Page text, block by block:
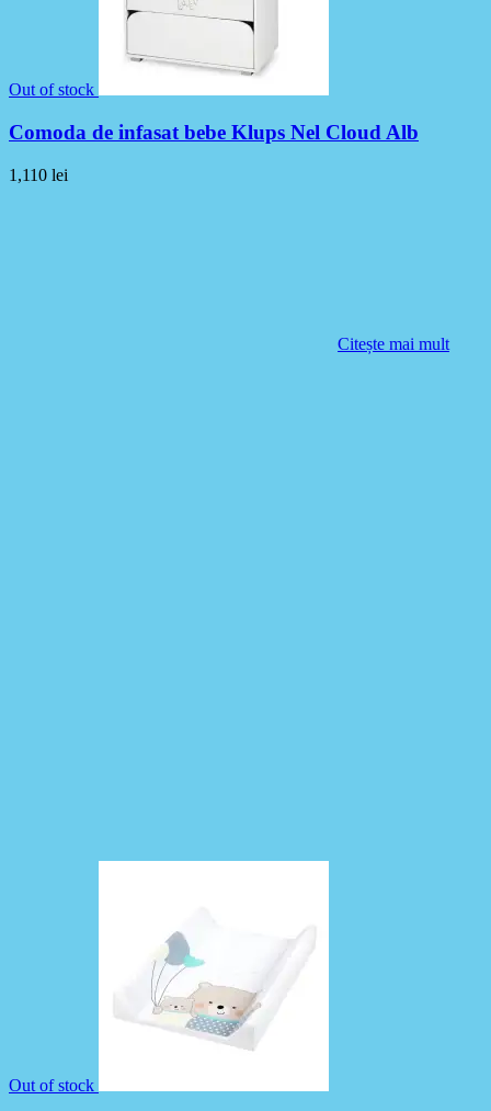
Out of stock
Comoda de infasat bebe Klups Nel Cloud Alb
1,110 lei
Citește mai mult
Out of stock